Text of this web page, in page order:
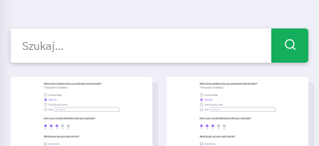
Klient szablony, przykłady i
Szablon ankiety B2C Szablon formularza opinii o